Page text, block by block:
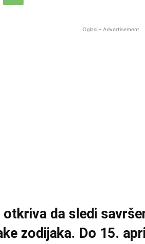
Oglasi - Advertisement
da sledi
zodijaka. Do 15.